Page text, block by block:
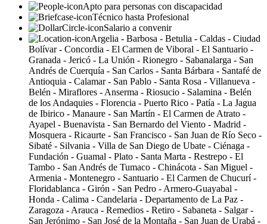
Apto para personas con discapacidad
Técnico hasta Profesional
Salario a convenir
Argelia - Barbosa - Betulia - Caldas - Ciudad
Bolívar - Concordia - El Carmen de Viboral - El Santuario -
Granada - Jericó - La Unión - Rionegro - Sabanalarga - San
Andrés de Cuerquía - San Carlos - Santa Bárbara - Santafé de
Antioquia - Calamar - San Pablo - Santa Rosa - Villanueva -
Belén - Miraflores - Anserma - Riosucio - Salamina - Belén
de los Andaquies - Florencia - Puerto Rico - Patía - La Jagua
de Ibirico - Manaure - San Martín - El Carmen de Atrato -
Ayapel - Buenavista - San Bernardo del Viento - Madrid -
Mosquera - Ricaurte - San Francisco - San Juan de Río Seco -
Sibaté - Silvania - Villa de San Diego de Ubate - Ciénaga -
Fundación - Guamal - Plato - Santa Marta - Restrepo - El
Tambo - San Andrés de Tumaco - Chinácota - San Miguel -
Armenia - Montenegro - Santuario - El Carmen de Chucurí -
Floridablanca - Girón - San Pedro - Armero-Guayabal -
Honda - Calima - Candelaria - Departamento de La Paz -
Zaragoza - Arauca - Remedios - Retiro - Sabaneta - Salgar -
San Jerónimo - San José de la Montaña - San Juan de Urabá -